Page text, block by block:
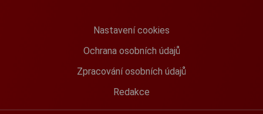
Nastavení cookies
Ochrana osobních údajů
Zpracování osobních údajů
Redakce